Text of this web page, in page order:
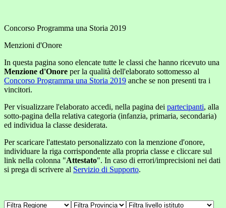
Concorso Programma una Storia 2019
Menzioni d'Onore
In questa pagina sono elencate tutte le classi che hanno ricevuto una
Menzione d'Onore per la qualità dell'elaborato sottomesso al
Concorso Programma una Storia 2019 anche se non presenti tra i
vincitori.
Per visualizzare l'elaborato accedi, nella pagina dei partecipanti, alla
sotto-pagina della relativa categoria (infanzia, primaria, secondaria)
ed individua la classe desiderata.
Per scaricare l'attestato personalizzato con la menzione d'onore,
individuare la riga corrispondente alla propria classe e cliccare sul
link nella colonna "Attestato". In caso di errori/imprecisioni nei dati
si prega di scrivere al Servizio di Supporto.